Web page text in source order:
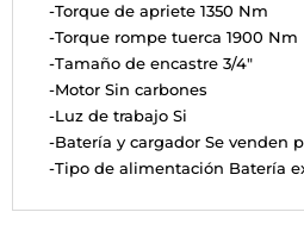
-Torque de apriete 1350 Nm
-Torque rompe tuerca 1900 Nm
-Tamaño de encastre 3/4"
-Motor Sin carbones
-Luz de trabajo Si
-Batería y cargador Se venden
-Tipo de alimentación Batería